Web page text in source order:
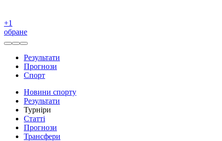
+1
обране
Результати
Прогнози
Спорт
Новини спорту
Результати
Турніри
Статті
Прогнози
Трансфери